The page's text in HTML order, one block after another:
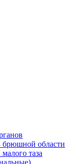
брюшной области
таза